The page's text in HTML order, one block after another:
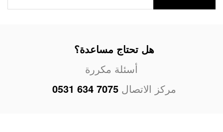
هل تحتاج مساعدة؟
أسئلة مكررة
مركز الاتصال 0531 634 7075